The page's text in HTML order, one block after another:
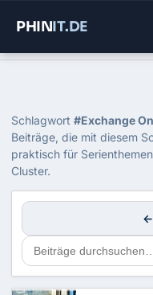
PHINIT.DE
Tag:
Schlagwort #Exchange
Beiträge, die mit diesem
praktisch für
Cluster.
←